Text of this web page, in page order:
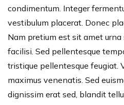
condimentum. Integer
vestibulum placerat. Donec
Nam pretium est sit amet
facilisi. Sed pellentesque
tristique pellentesque feugiat.
maximus venenatis. Sed
dignissim erat sed, blandit